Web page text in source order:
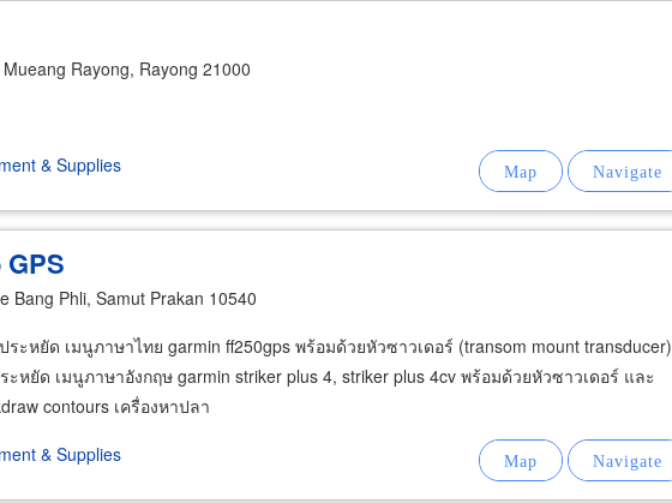
Rayong, Rayong 21000
& Supplies
Bang Phli, Samut Prakan 10540
ระหยัด เมนูภาษาไทย garmin ff250gps พร้อมด้วยหัวซาวเดอร์ (transom mount transducer)
ะหยัด เมนูภาษาอังกฤษ garmin striker plus 4, striker plus 4cv พร้อมด้วยหัวซาวเดอร์ และ
contours เครื่องหาปลา
& Supplies